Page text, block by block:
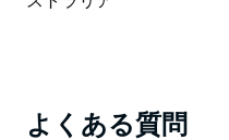
よくある質問